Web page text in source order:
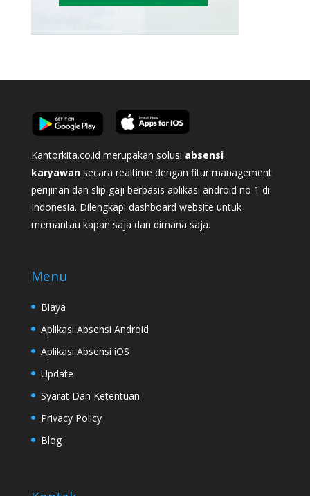
Kantorkita.co.id merupakan solusi absensi
karyawan secara realtime dengan fitur management
perijinan dan slip gaji berbasis aplikasi android no 1 di
Indonesia. Dilengkapi dashboard website untuk
memantau kapan saja dan dimana saja.
Menu
Biaya
Aplikasi Absensi Android
Aplikasi Absensi iOS
Update
Syarat Dan Ketentuan
Privacy Policy
Blog